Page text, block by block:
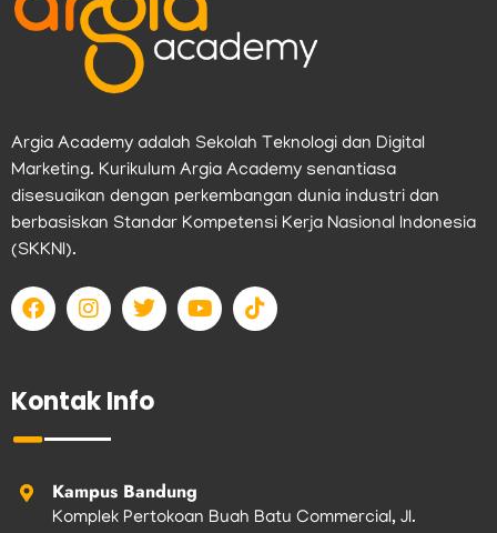
Argia Academy adalah Sekolah Teknologi dan Digital
Marketing. Kurikulum Argia Academy senantiasa
disesuaikan dengan perkembangan dunia industri dan
berbasiskan Standar Kompetensi Kerja Nasional Indonesia
(SKKNI).
F
a
c
o
o
k
I
n
s
a
g
a
T
w
i
e
Y
o
u
T
i
k
Kontak Info
Kampus Bandung
Komplek Pertokoan Buah Batu Commercial, Jl.